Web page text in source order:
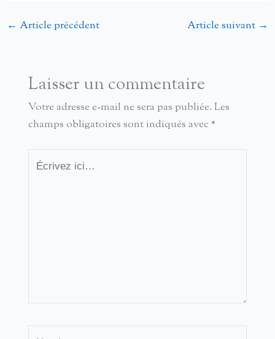
← Article précédent Article suivant →
Laisser un commentaire
Votre adresse e-mail ne sera pas publiée. Les
champs obligatoires sont indiqués avec *
Écrivez
ici…